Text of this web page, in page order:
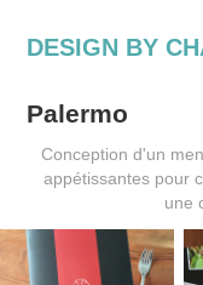
DESIGN BY
Palermo
Conception d'un
appétissantes pour
une